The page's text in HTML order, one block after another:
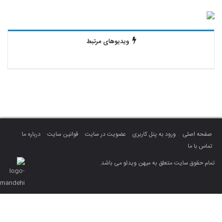
ویدیوهای مرتبط
صفحه اصلی ورود به پنل کاربری عضویت در سایت قوانین سایت
درباره ما
تماس با ما
تمام حقوق سایت متعلق به میهن ویدئو می باشد.